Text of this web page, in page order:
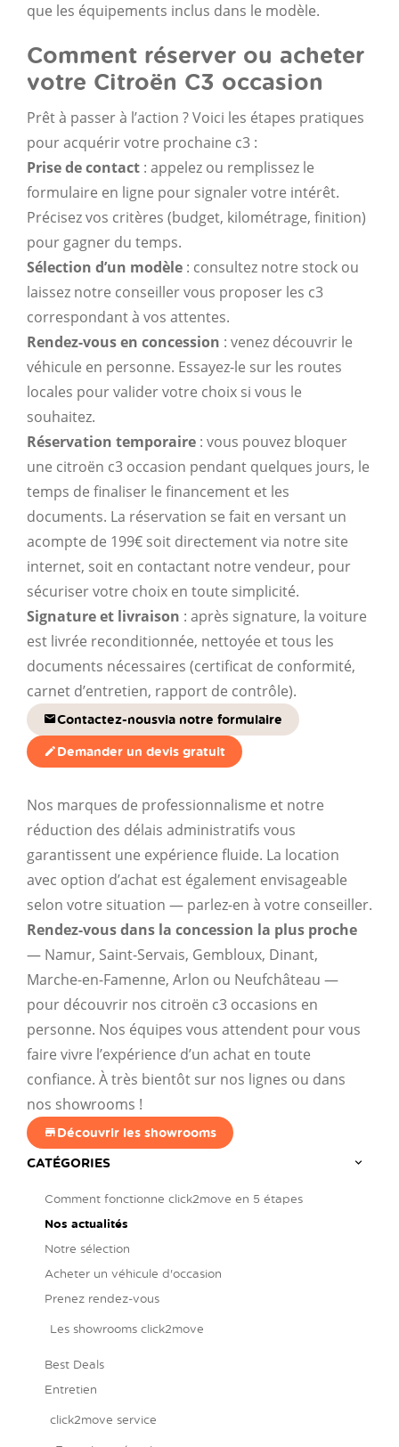
que les équipements inclus dans le modèle.
Comment réserver ou acheter
votre Citroën C3 occasion
Prêt à passer à l’action ? Voici les étapes pratiques
pour acquérir votre prochaine c3 :
Prise de contact : appelez ou remplissez le
formulaire en ligne pour signaler votre intérêt.
Précisez vos critères (budget, kilométrage, finition)
pour gagner du temps.
Sélection d’un modèle : consultez notre stock ou
laissez notre conseiller vous proposer les c3
correspondant à vos attentes.
Rendez-vous en concession : venez découvrir le
véhicule en personne. Essayez-le sur les routes
locales pour valider votre choix si vous le
souhaitez.
Réservation temporaire : vous pouvez bloquer
une citroën c3 occasion pendant quelques jours, le
temps de finaliser le financement et les
documents. La réservation se fait en versant un
acompte de 199€ soit directement via notre site
internet, soit en contactant notre vendeur, pour
sécuriser votre choix en toute simplicité.
Signature et livraison : après signature, la voiture
est livrée reconditionnée, nettoyée et tous les
documents nécessaires (certificat de conformité,
carnet d’entretien, rapport de contrôle).
Contactez-nousvia notre formulaire
Demander un devis gratuit
Nos marques de professionnalisme et notre
réduction des délais administratifs vous
garantissent une expérience fluide. La location
avec option d’achat est également envisageable
selon votre situation — parlez-en à votre conseiller.
Rendez-vous dans la concession la plus proche
— Namur, Saint-Servais, Gembloux, Dinant,
Marche-en-Famenne, Arlon ou Neufchâteau —
pour découvrir nos citroën c3 occasions en
personne. Nos équipes vous attendent pour vous
faire vivre l’expérience d’un achat en toute
confiance. À très bientôt sur nos lignes ou dans
nos showrooms !
Découvrir les showrooms
CATÉGORIES
Comment fonctionne click2move en 5 étapes
Nos actualités
Notre sélection
Acheter un véhicule d'occasion
Prenez rendez-vous
Les showrooms click2move
Best Deals
Entretien
click2move service